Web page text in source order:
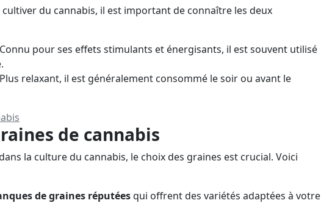
du cannabis, il est important de connaître les deux
pour ses effets stimulants et énergisants, il est souvent utilisé
relaxant, il est généralement consommé le soir ou avant le
de cannabis
la culture du cannabis, le choix des graines est crucial. Voici
de graines réputéesqui offrent des variétés adaptées à votre